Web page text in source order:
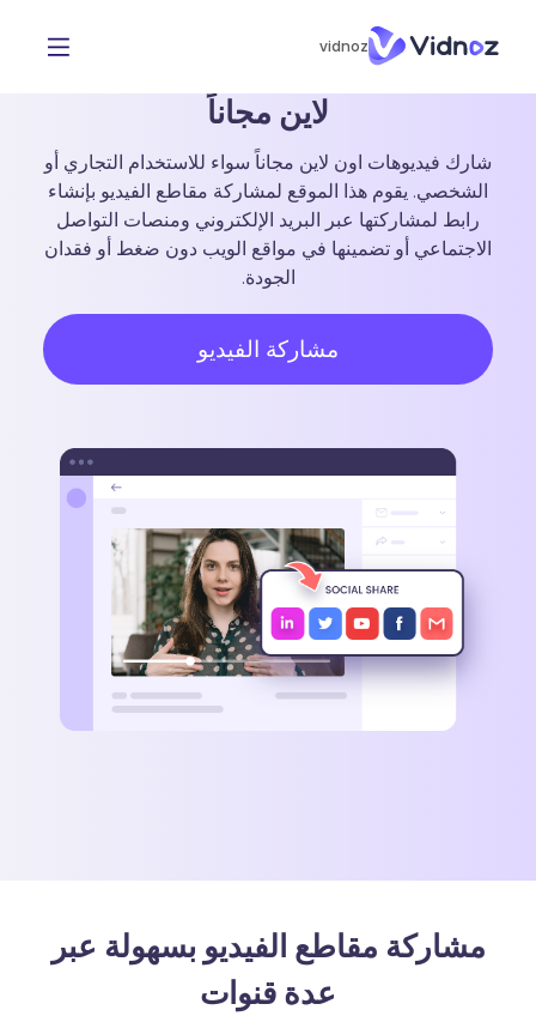
vidnoz
تحميل ومشاركة مقاطع الفيديو اون
لاين مجاناً
شارك فيديوهات اون لاين مجاناً سواء للاستخدام التجاري أو
الشخصي. يقوم هذا الموقع لمشاركة مقاطع الفيديو بإنشاء
رابط لمشاركتها عبر البريد الإلكتروني ومنصات التواصل
الاجتماعي أو تضمينها في مواقع الويب دون ضغط أو فقدان
الجودة.
مشاركة الفيديو
مشاركة مقاطع الفيديو بسهولة عبر
عدة قنوات